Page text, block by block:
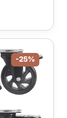
-25%